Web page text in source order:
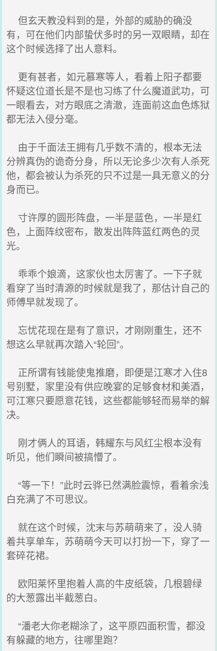
但玄天教没料到的是，外部的威胁的确没
有，可在他们内部蛰伏多时的另一双眼睛，却在
这个时候选择了出人意料。
更有甚者，如元慕寒等人，看着上阳子都要
怀疑这位道长是不是也习练了什么魔道武功，可
一眼看去，对方眼底之清澈，连面前这血色炼狱
都无法入侵分毫。
由于千面法王拥有几乎数不清的，根本无法
分辨真伪的诡奇分身，所以无论多少次有人杀死
他，都会被认为杀死的只不过是一具无意义的分
身而已。
寸许厚的圆形阵盘，一半是蓝色，一半是红
色，上面阵纹密布，散发出阵阵蓝红两色的灵
光。
乖乖个娘滴，这家伙也太厉害了。一下子就
看穿了当时清源的时候就是我了，那估计自己的
师傅早就发现了。
忘忧花现在是有了意识，才刚刚重生，还不
想这么早就再次踏入“轮回”。
正所谓有钱能使鬼推磨，即便是江寒才入住8
号别墅，家里没有供应晚宴的足够食材和美酒，
可江寒只要愿意花钱，这些都能够轻而易举的解
决。
刚才俩人的耳语，韩耀东与风红尘根本没有
听见，他们瞬间被搞懵了。
“等一下！”此时云骅已然满脸震惊，看着余浅
白充满了不可思议。
就在这个时候，沈末与苏萌萌来了，没人骑
着共享单车，苏萌萌今天可以打扮一下，穿了一
套碎花裙。
欧阳莱怀里抱着人高的牛皮纸袋，几根碧绿
的大葱露出半截葱白。
“潘老大你老糊涂了，这平原四面积雪，都没
有躲藏的地方，往哪里跑？